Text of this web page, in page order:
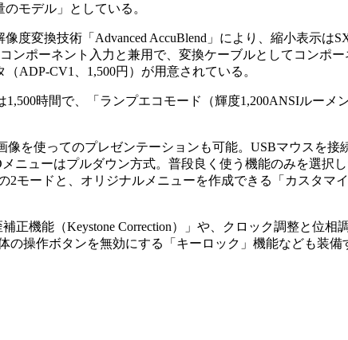
モデル」としている。
変換技術「Advanced AccuBlend」により、縮小表示は
ンポーネント入力と兼用で、変換ケーブルとしてコンポ
ADP-CV1、1,500円）が用意されている。
時間で、「ランプエコモード（輝度1,200ANSIルーメ
を使ってのプレゼンテーションも可能。USBマウスを接
ニューはプルダウン方式。普段良く使う機能のみを選択
モードと、オリジナルメニューを作成できる「カスタマ
正機能（Keystone Correction）」や、クロック調整と位相
操作ボタンを無効にする「キーロック」機能なども装備